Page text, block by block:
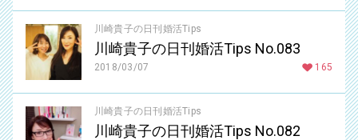
川崎貴子の日刊婚活Tips
川崎貴子の日刊婚活Tips No.083
2018/03/07 165
川崎貴子の日刊婚活Tips
川崎貴子の日刊婚活Tips No.082